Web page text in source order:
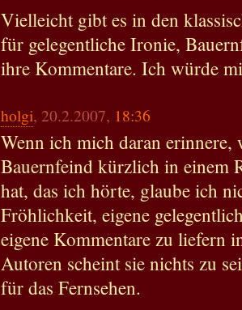
Vielleicht gibt es in den
für gelegentliche Ironie,
ihre Kommentare. Ich würde
holgi, 20.2.2007, 18:36
Wenn ich mich daran erinnere,
Bauernfeind kürzlich in einem
hat, das ich hörte, glaube ich
Fröhlichkeit, eigene
eigene Kommentare zu liefern
Autoren scheint sie nichts zu
für das Fernsehen.